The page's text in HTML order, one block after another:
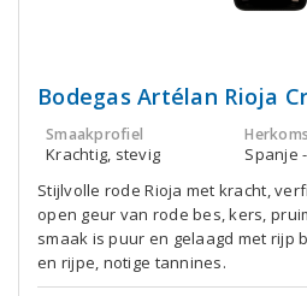
Bodegas Artélan Rioja
Smaakprofiel
Krachtig, stevig
Spanje
Stijlvolle rode Rioja met kracht,
open geur van rode bes, kers,
smaak is puur en gelaagd met rijp
en rijpe, notige tannines.